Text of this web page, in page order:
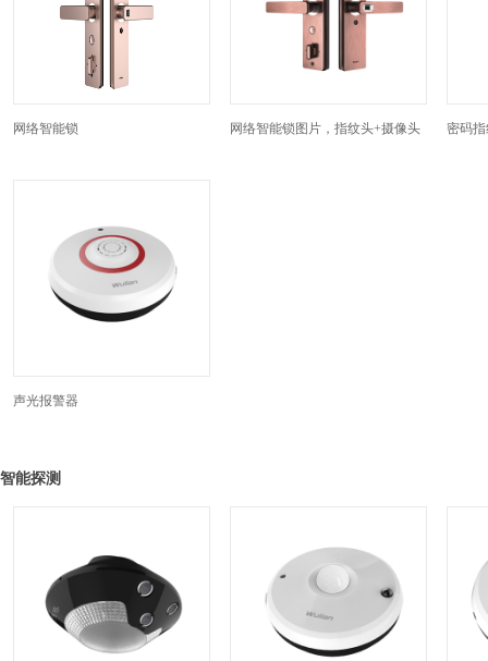
网络智能锁 网络智能锁图片，指纹头+摄像头 密码
声光报警器
智能探测